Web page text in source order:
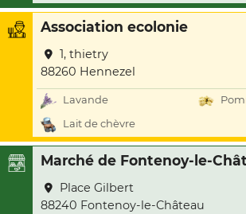
Association ecolonie
1, thietry
88260 Hennezel
Lavande
Lait de chèvre
Marché de Fontenoy-le-
Place Gilbert
88240 Fontenoy-le-Château